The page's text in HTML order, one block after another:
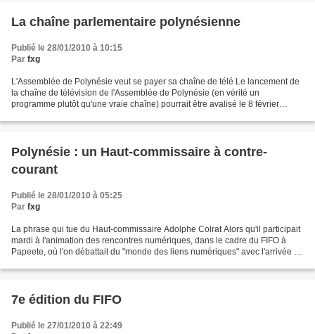
La chaîne parlementaire polynésienne
Publié le 28/01/2010 à 10:15
Par fxg
L'Assemblée de Polynésie veut se payer sa chaîne de télé Le lancement de
la chaîne de télévision de l'Assemblée de Polynésie (en vérité un
programme plutôt qu'une vraie chaîne) pourrait être avalisé le 8 février
Polynésie : un Haut-commissaire à contre-
courant
Publié le 28/01/2010 à 05:25
Par fxg
La phrase qui tue du Haut-commissaire Adolphe Colrat Alors qu'il participait
mardi à l'animation des rencontres numériques, dans le cadre du FIFO à
Papeete, où l'on débattait du "monde des liens numériques" avec l'arrivée de
7e édition du FIFO
Publié le 27/01/2010 à 22:49